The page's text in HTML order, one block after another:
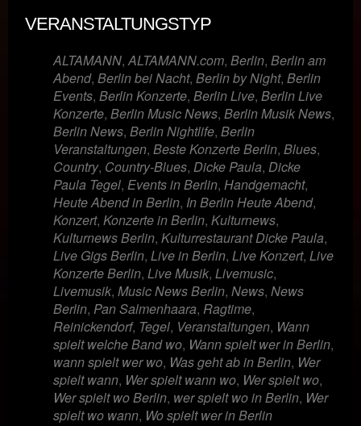
VERANSTALTUNGSTYP
ALTAMANN,ALTAMANN.com, Berlin, Berlin am
Abend, Berlin bei Nacht, Berlin by Night, Berlin
Events, Berlin Konzerte, Berlin Live, Berlin Live
Konzerte, Berlin Music News, Berlin Musik News,
Berlin News, Berlin Nightlife, Berlin
Veranstaltungen, Beste Konzerte Berlin, Blues,
Country, Country-Blues, Dicke Paula, Dicke
Paula Tegel, Events in Berlin, Handgemacht,
Heute Abend in Berlin, In Berlin Heute Abend,
Konzert, Konzerte in Berlin, Kulturnews,
Kulturnews Berlin, Kulturrestaurant Dicke Paula,
Live Gigs Berlin, Live in Berlin, Live Konzert, Live
Konzerte Berlin, Live Musik, Livemusic,
Livemusik, Music News Berlin, News, News
Berlin, Pan Salmenhaara, Ragtime,
Reinickendorf, Tegel, Veranstaltungen, Wann
spielt welche Band wo, Wann spielt wer in Berlin,
wann spielt wer wo, Was geht ab in Berlin, Wer
spielt wann, Wer spielt wann wo, Wer spielt wo,
Wer spielt wo Berlin, wer spielt wo in Berlin, Wer
spielt wo wann, Wo spielt wer in Berlin